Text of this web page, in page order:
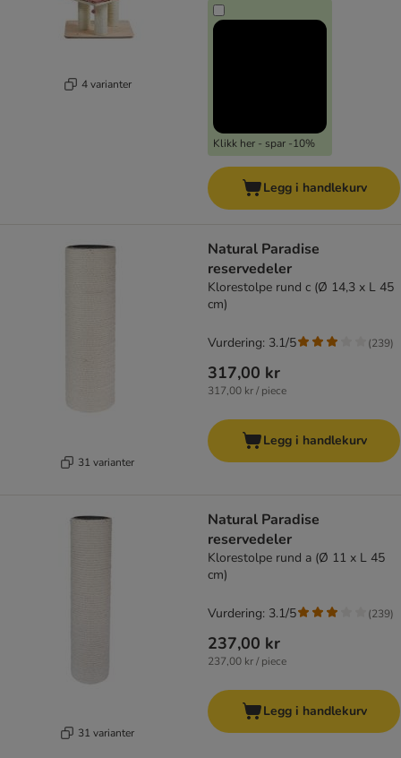
4 varianter
Klikk her - spar -10%
Legg i handlekurv
31 varianter
Natural Paradise
reservedeler
Klorestolpe rund c (Ø 14,3 x L 45
cm)
317,00 kr
317,00 kr / piece
Vurdering: 3.1/5 (239)
Legg i handlekurv
31 varianter
Natural Paradise
reservedeler
Klorestolpe rund a (Ø 11 x L 45
cm)
237,00 kr
237,00 kr / piece
Vurdering: 3.1/5 (239)
Legg i handlekurv